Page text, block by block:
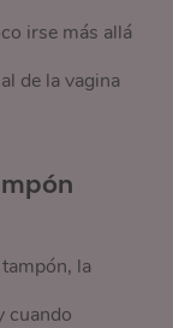
irse más allá
de la vagina
la
cuando